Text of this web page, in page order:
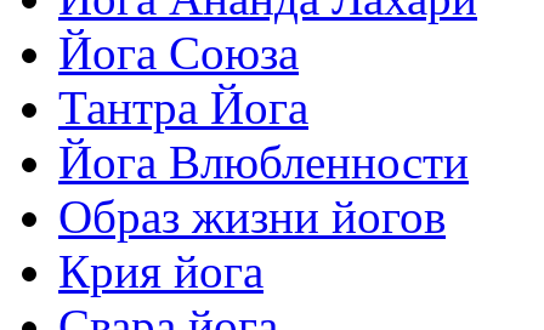
Йога Союза
Тантра Йога
Йога Влюбленности
Образ жизни йогов
Крия йога